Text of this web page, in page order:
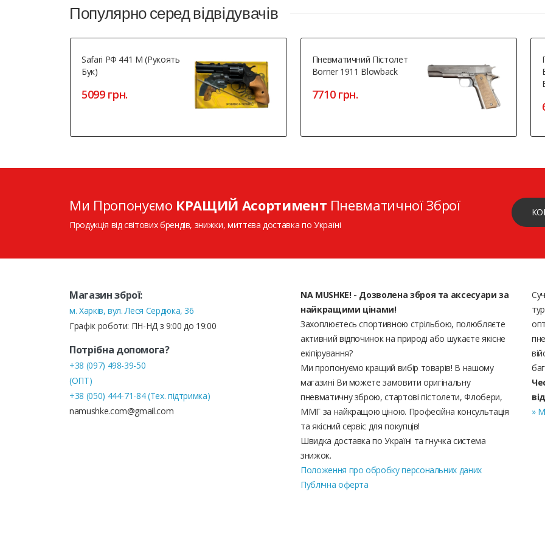
Популярно серед відвідувачів
Safari РФ 441 М (рукоять
Бук)
5099 грн.
Пневматичний Пістолет
Borner 1911 Blowback
7710 грн.
Ми Пропонуємо КРАЩИЙ Асортимент Пневматичної Зброї
Продукція від світових брендів, знижки, миттєва доставка по Україні
Магазин зброї:
м. Харків, вул. Леся Сердюка, 36
Графік роботи: ПН-НД з 9:00 до 19:00
Потрібна допомога?
+38 (097) 498-39-50
(ОПТ)
+38 (050) 444-71-84 (Тех. підтримка)
namushke.com@gmail.com
NA MUSHKE! - Дозволена зброя та аксесуари за
найкращими цінами!
Захоплюєтесь спортивною стрільбою, полюбляєте
активний відпочинок на природі або шукаєте якісне
екіпірування?
Ми пропонуємо кращий вибір товарів! В нашому
магазині Ви можете замовити оригінальну
пневматичну зброю, стартові пістолети, Флобери,
ММГ за найкращою ціною. Професійна консультація
та якісний сервіс для покупців!
Швидка доставка по Україні та гнучка система
знижок.
Положення про обробку персональних даних
Публічна оферта
»